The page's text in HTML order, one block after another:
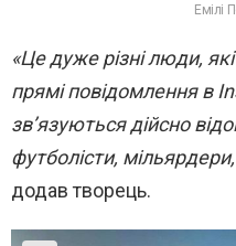
Емілі
«Це дуже різні люди,
прямі повідомлення в
зв’язуються дійсно
футболісти,
додав творець.